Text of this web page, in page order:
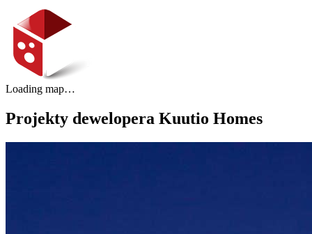
Loading map…
Projekty dewelopera Kuutio Homes